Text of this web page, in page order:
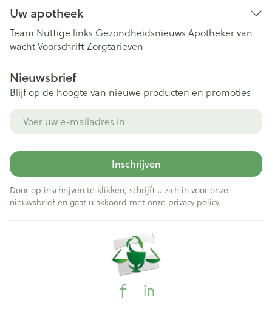
Uw apotheek
Team Nuttige links Gezondheidsnieuws Apotheker van
wachtVoorschriftZorgtarieven
Nieuwsbrief
Blijf op de hoogte van nieuwe producten en promoties
Inschrijven
Door op inschrijven te klikken, schrijft u zich in voor onze
nieuwsbrief en gaat u akkoord met onze privacy policy.